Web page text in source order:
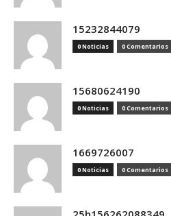
15232844079
0 Noticias 0 Comentarios
15680624190
0 Noticias 0 Comentarios
1669726007
0 Noticias 0 Comentarios